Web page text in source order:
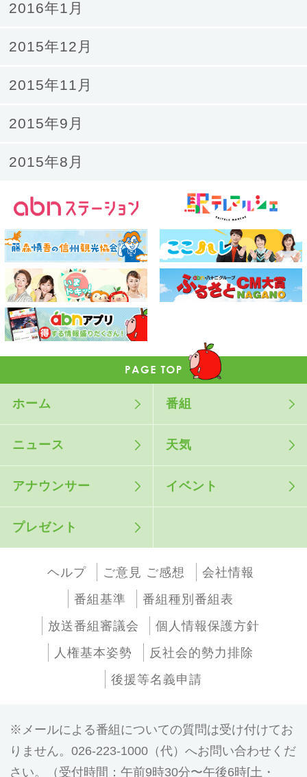
2016年1月
2015年12月
2015年11月
2015年9月
2015年8月
ホーム 番組
ニュース 天気
アナウンサー イベント
プレゼント
ヘルプ ご意見 ご感想
会社情報
番組基準
番組種別番組表
放送番組審議会
個人情報保護方針
人権基本姿勢
反社会的勢力排除
後援等名義申請
メールによる番組についての質問は受け付けてお
りません。026-223-1000（代）へお問い合わせくだ
さい。（受付時間：午前9時30分〜午後6時[土・